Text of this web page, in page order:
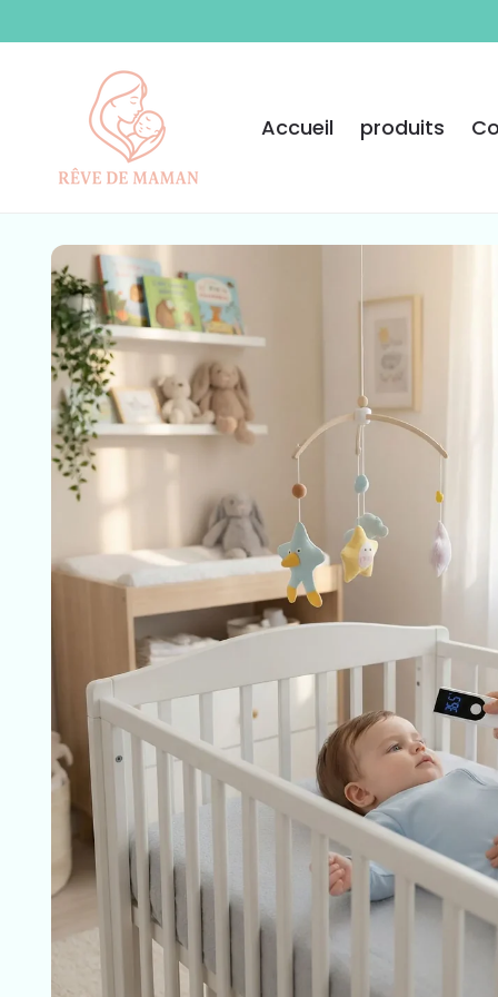
Accueil produits
PASSER AUX
INFORMATIONS
PRODUITS